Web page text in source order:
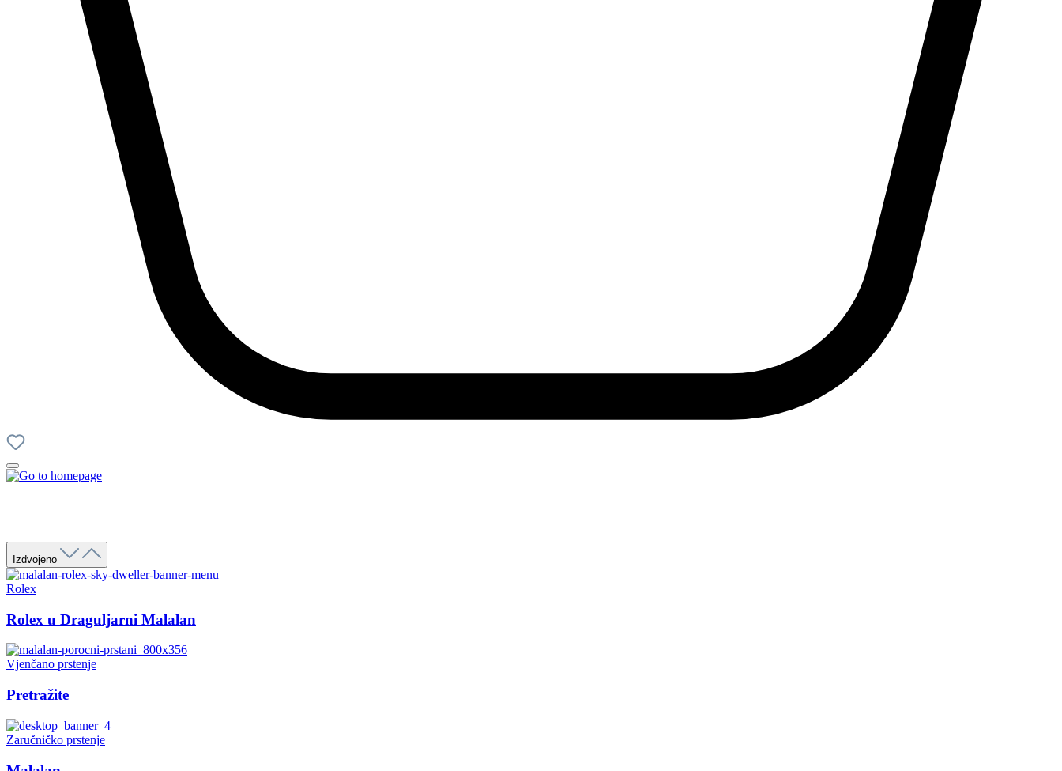
Izdvojeno
Rolex
Rolex u Draguljarni Malalan
Vjenčano prstenje
Pretražite
Zaručničko prstenje